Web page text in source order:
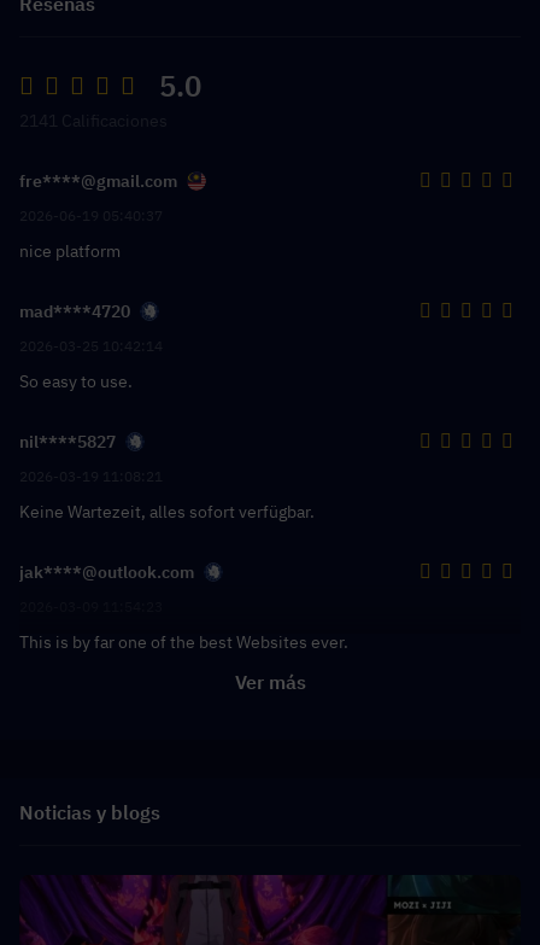
5.0
fre****@gmail.com
nice platform
mad****4720
So easy to use.
nil****5827
Keine Wartezeit, alles sofort verfügbar.
jak****@outlook.com
This is by far one of the best Websites ever.
Ver más
Noticias y blogs